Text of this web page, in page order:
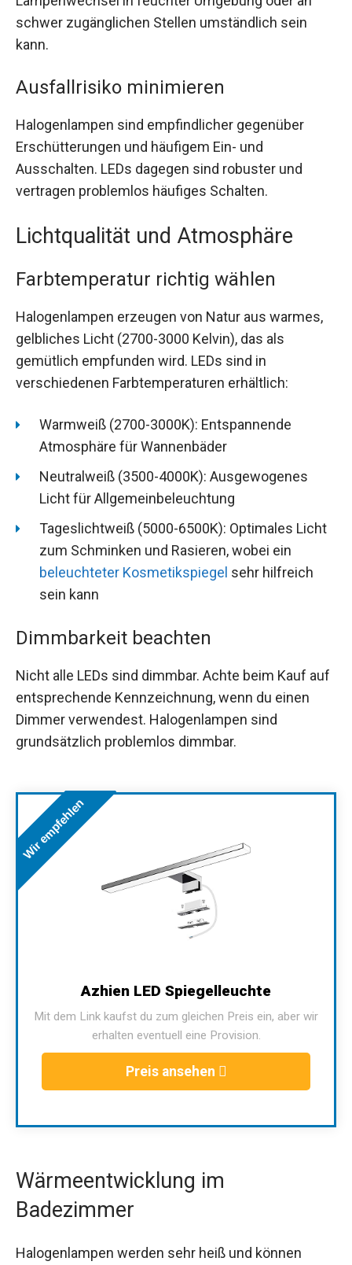
schwer zugänglichen Stellen umständlich sein
kann.
Ausfallrisiko minimieren
Halogenlampen sind empfindlicher gegenüber
Erschütterungen und häufigem Ein- und
Ausschalten. LEDs dagegen sind robuster und
vertragen problemlos häufiges Schalten.
Lichtqualität und Atmosphäre
Farbtemperatur richtig wählen
Halogenlampen erzeugen von Natur aus warmes,
gelbliches Licht (2700-3000 Kelvin), das als
gemütlich empfunden wird. LEDs sind in
verschiedenen Farbtemperaturen erhältlich:
Warmweiß (2700-3000K): Entspannende
Atmosphäre für Wannenbäder
Neutralweiß (3500-4000K): Ausgewogenes
Licht für Allgemeinbeleuchtung
Tageslichtweiß (5000-6500K): Optimales Licht
zum Schminken und Rasieren, wobei ein
beleuchteter Kosmetikspiegel sehr hilfreich
sein kann
Dimmbarkeit beachten
Nicht alle LEDs sind dimmbar. Achte beim Kauf auf
entsprechende Kennzeichnung, wenn du einen
Dimmer verwendest. Halogenlampen sind
grundsätzlich problemlos dimmbar.
Wir empfehlen
Azhien LED Spiegelleuchte
Mit dem Link kaufst du zum gleichen Preis ein, aber wir
erhalten eventuell eine Provision.
Preis ansehen
Wärmeentwicklung im
Badezimmer
Halogenlampen werden sehr heiß und können